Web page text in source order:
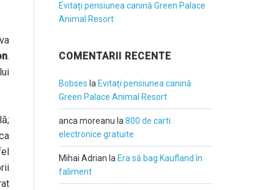
.
Evitați pensiunea canină Green Palace
Animal Resort
COMENTARII RECENTE
Bobses la Evitați pensiunea canină
Green Palace Animal Resort
anca moreanu la 800 de carti
electronice gratuite
Mihai Adrian la Era să bag Kaufland în
faliment